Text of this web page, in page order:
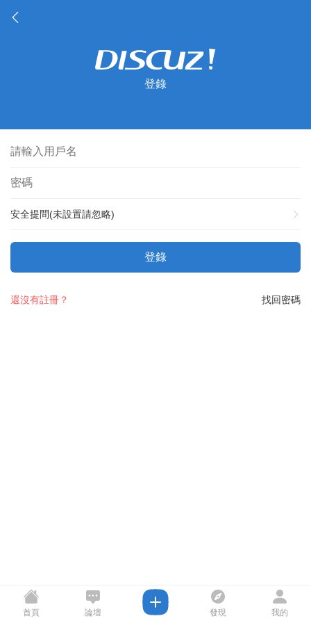
登錄
安全提問(未設置請忽略)
登錄
找回密碼
還沒有註冊？
首頁 論壇 發現 我的